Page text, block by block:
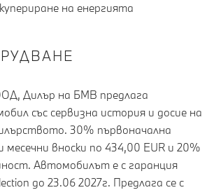
на енергията
Дилър на БМВ предлага
със сервизна история и досие на
30% първоначална
месечни вноски по 434,00 EUR и 20%
Автомобилът е с гаранция
до 23.06 2027г. Предлага се с